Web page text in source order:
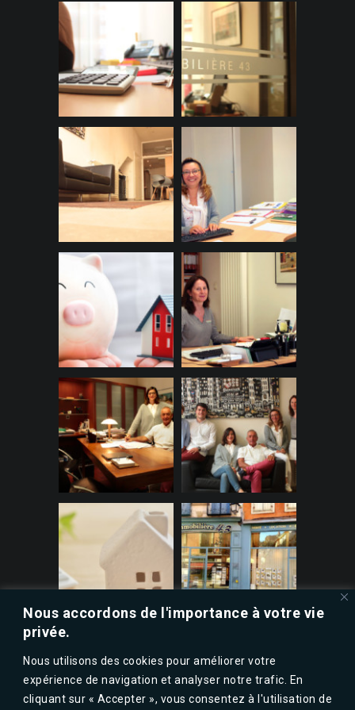
Nous accordons de l'importance à votre vie
privée.
Nous utilisons des cookies pour améliorer votre
expérience de navigation et analyser notre trafic. En
cliquant sur « Accepter », vous consentez à l'utilisation de